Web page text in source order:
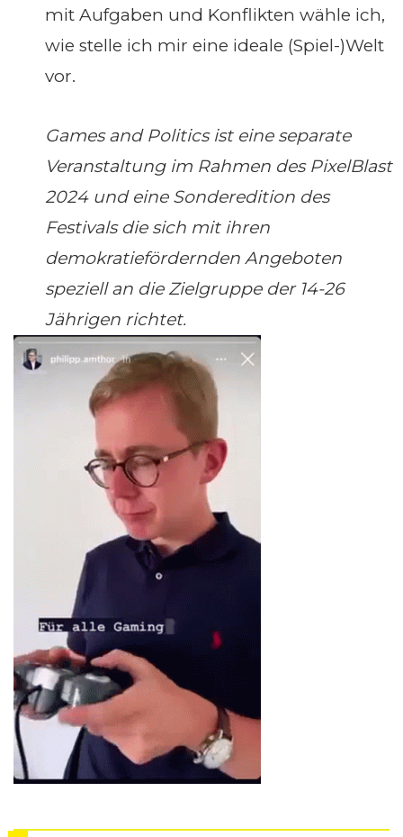
mit Aufgaben und Konflikten wähle ich,
wie stelle ich mir eine ideale (Spiel-)Welt
vor.
Games and Politics ist eine separate
Veranstaltung im Rahmen des PixelBlast
2024 und eine Sonderedition des
Festivals die sich mit ihren
demokratiefördernden Angeboten
speziell an die Zielgruppe der 14-26
Jährigen richtet.